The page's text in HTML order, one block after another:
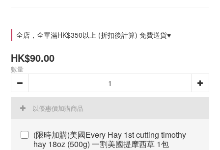
全店，全單滿HK$350以上 (折扣後計算) 免費送貨♥
HK$90.00
數量
以優惠價加購商品
(限時加購)美國Every Hay 1st cutting timothy
hay 18oz (500g) 一割美國提摩西草 1包